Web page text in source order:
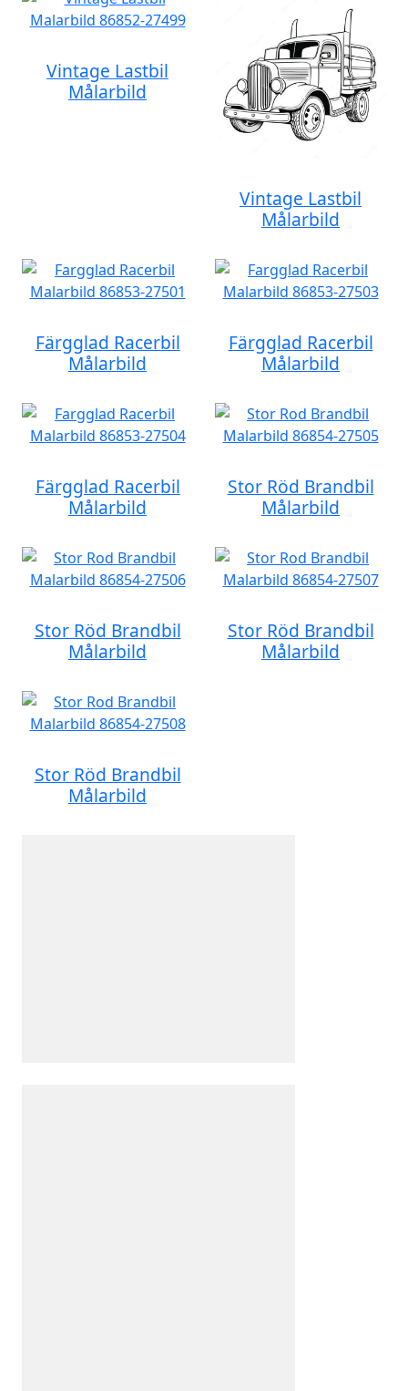
Vintage Lastbil
Målarbild
Vintage Lastbil
Målarbild
Färgglad Racerbil
Målarbild
Färgglad Racerbil
Målarbild
Färgglad Racerbil
Målarbild
Stor Röd Brandbil
Målarbild
Stor Röd Brandbil
Målarbild
Stor Röd Brandbil
Målarbild
Stor Röd Brandbil
Målarbild